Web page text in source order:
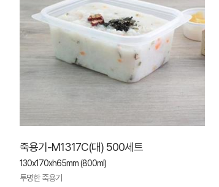
죽용기-M1317C(대) 500세트
130x170xh65mm (800ml)
투명한 죽용기